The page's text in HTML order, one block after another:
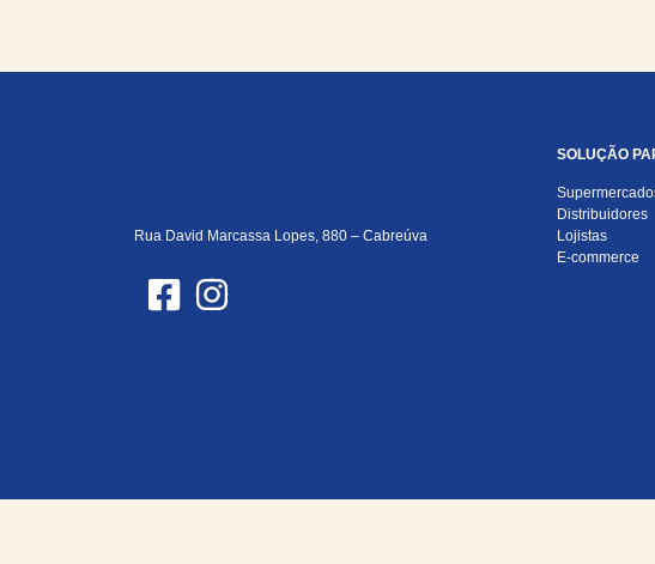
Rua David Marcassa Lopes, 880 – Cabreúva
SOLUÇÃO
Distribuidores
Lojistas
E-commerce